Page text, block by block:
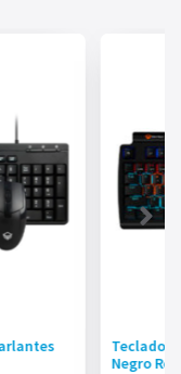
Teclado
Negro Red